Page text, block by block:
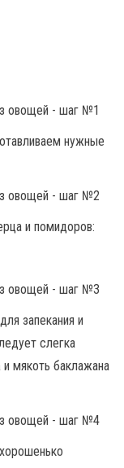
нужные
и помидоров:
запекания и
слегка
мякоть баклажана